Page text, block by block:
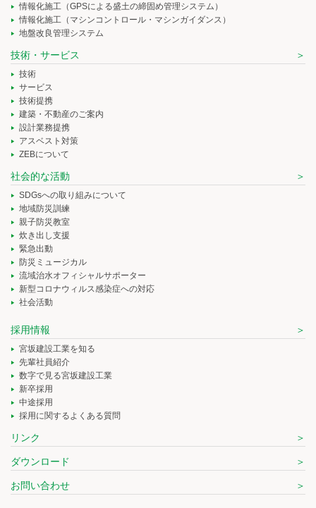
情報化施工（GPSによる盛土の締固め管理システム）
情報化施工（マシンコントロール・マシンガイダンス）
地盤改良管理システム
技術・サービス
技術
サービス
技術提携
建築・不動産のご案内
設計業務提携
アスベスト対策
ZEBについて
社会的な活動
SDGsへの取り組みについて
地域防災訓練
親子防災教室
炊き出し支援
緊急出動
防災ミュージカル
流域治水オフィシャルサポーター
新型コロナウィルス感染症への対応
社会活動
採用情報
宮坂建設工業を知る
先輩社員紹介
数字で見る宮坂建設工業
新卒採用
中途採用
採用に関するよくある質問
リンク
ダウンロード
お問い合わせ